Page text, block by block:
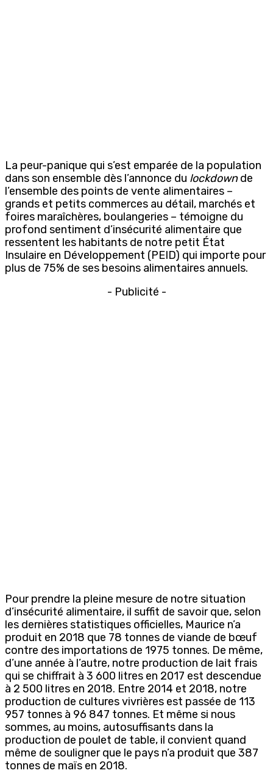
La peur-panique qui s’est emparée de la population
dans son ensemble dès l’annonce du lockdownde
l’ensemble des points de vente alimentaires –
grands et petits commerces au détail, marchés et
foires maraîchères, boulangeries – témoigne du
profond sentiment d’insécurité alimentaire que
ressentent les habitants de notre petit État
Insulaire en Développement (PEID) qui importe pour
plus de 75% de ses besoins alimentaires annuels.
- Publicité -
Pour prendre la pleine mesure de notre situation
d’insécurité alimentaire, il suffit de savoir que, selon
les dernières statistiques officielles, Maurice n’a
produit en 2018 que 78 tonnes de viande de bœuf
contre des importations de 1975 tonnes. De même,
d’une année à l’autre, notre production de lait frais
qui se chiffrait à 3 600 litres en 2017 est descendue
à 2 500 litres en 2018. Entre 2014 et 2018, notre
production de cultures vivrières est passée de 113
957 tonnes à 96 847 tonnes. Et même si nous
sommes, au moins, autosuffisants dans la
production de poulet de table, il convient quand
même de souligner que le pays n’a produit que 387
tonnes de maïs en 2018.